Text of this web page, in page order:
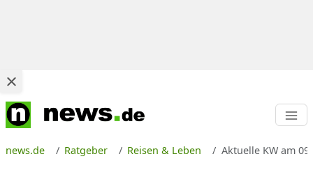
news.de Ratgeber Reisen & Leben Aktuelle KW am